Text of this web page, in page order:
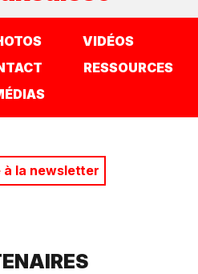
VIDÉOS
RESSOURCES
la newsletter